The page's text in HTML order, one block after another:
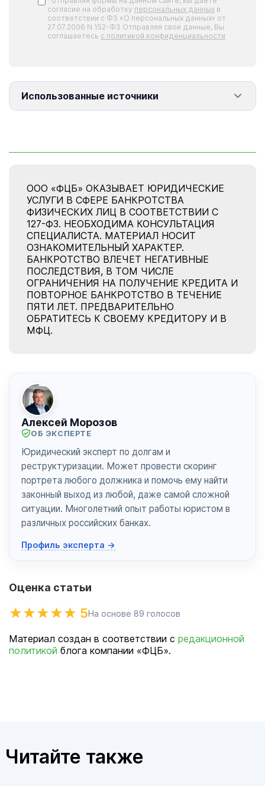
согласие на обработку персональных данных в
соответствии с ФЗ «О персональных данных» от
27.07.2006 N 152-ФЗ Отправляя свои данные, Вы
соглашаетесь с политикой конфиденциальности
Использованные источники
ООО «ФЦБ» ОКАЗЫВАЕТ ЮРИДИЧЕСКИЕ
УСЛУГИ В СФЕРЕ БАНКРОТСТВА
ФИЗИЧЕСКИХ ЛИЦ В СООТВЕТСТВИИ С
127-ФЗ. НЕОБХОДИМА КОНСУЛЬТАЦИЯ
СПЕЦИАЛИСТА. МАТЕРИАЛ НОСИТ
ОЗНАКОМИТЕЛЬНЫЙ ХАРАКТЕР.
БАНКРОТСТВО ВЛЕЧЕТ НЕГАТИВНЫЕ
ПОСЛЕДСТВИЯ, В ТОМ ЧИСЛЕ
ОГРАНИЧЕНИЯ НА ПОЛУЧЕНИЕ КРЕДИТА И
ПОВТОРНОЕ БАНКРОТСТВО В ТЕЧЕНИЕ
ПЯТИ ЛЕТ. ПРЕДВАРИТЕЛЬНО
ОБРАТИТЕСЬ К СВОЕМУ КРЕДИТОРУ И В
МФЦ.
Алексей Морозов
ОБ ЭКСПЕРТЕ
Юридический эксперт по долгам и
реструктуризации. Может провести скоринг
портрета любого должника и помочь ему найти
законный выход из любой, даже самой сложной
ситуации. Многолетний опыт работы юристом в
различных российских банках.
Профиль эксперта →
Оценка статьи
5На основе 89 голосов
Материал создан в соответствии с редакционной
политикой блога компании «ФЦБ».
Читайте также